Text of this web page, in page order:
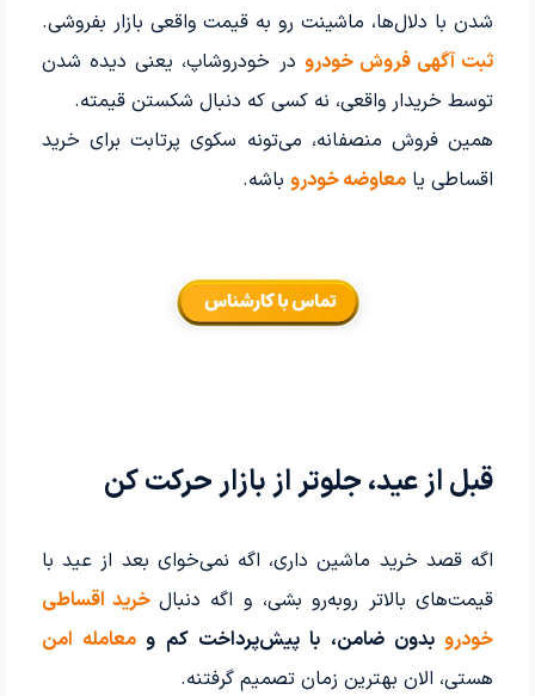
شدن با دلال‌ها، ماشینت رو به قیمت واقعی بازار بفروشی.
ثبت آگهی فروش خودرو در خودروشاپ، یعنی دیده شدن
توسط خریدار واقعی، نه کسی که دنبال شکستن قیمته.
همین فروش منصفانه، می‌تونه سکوی پرتابت برای خرید
اقساطی یا معاوضه خودروباشه.
قبل از عید، جلوتر از بازار حرکت کن
اگه قصد خرید ماشین داری، اگه نمی‌خوای بعد از عید با
قیمت‌های بالاتر روبه‌رو بشی، و اگه دنبال خرید اقساطی
خودروبدون ضامن، با پیش‌پرداخت کم و معامله امن
هستی، الان بهترین زمان تصمیم گرفتنه.